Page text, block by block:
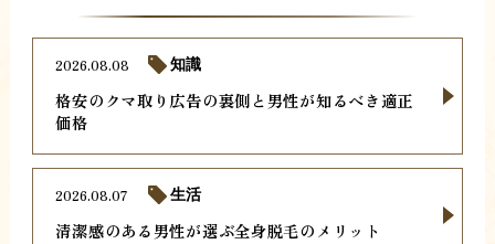
格安のクマ取り広告の裏側と男性が知るべき適正
価格
2026.08.08 知識
清潔感のある男性が選ぶ全身脱毛のメリット
2026.08.07 生活